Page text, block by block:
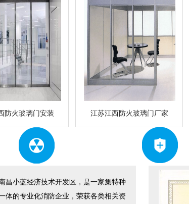
防火玻璃门安装 江苏江西防火玻璃门厂家
昌小蓝经济技术开发区，是一家集特种
体的专业化消防企业，荣获各类相关资